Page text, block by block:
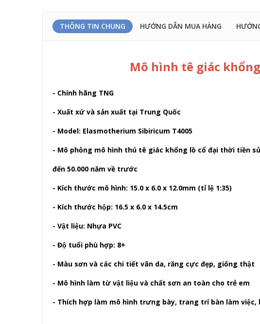
THÔNG TIN CHUNG HƯỚNG DẪN MUA HÀNG
Mô hình tê giác
- Chính hãng TNG
- Xuất xứ và sản xuất tại Trung Quốc
- Model: Elasmotherium Sibiricum T4005
- Mô phỏng mô hình thú tê giác khổng lồ cổ đại thời tiền
đến 50.000 năm về trước
- Kích thước mô hình: 15.0 x 6.0 x 12.0mm (tỉ lệ 1:35)
- Kích thước hộp: 16.5 x 6.0 x 14.5cm
- Vật liệu: Nhựa PVC
- Độ tuổi phù hợp: 8+
- Màu sơn và các chi tiết vân da, răng cực đẹp, giống thật
- Mô hình làm từ vật liệu và chất sơn an toàn cho trẻ em
- Thích hợp làm mô hình trưng bày, trang trí bàn làm việc,